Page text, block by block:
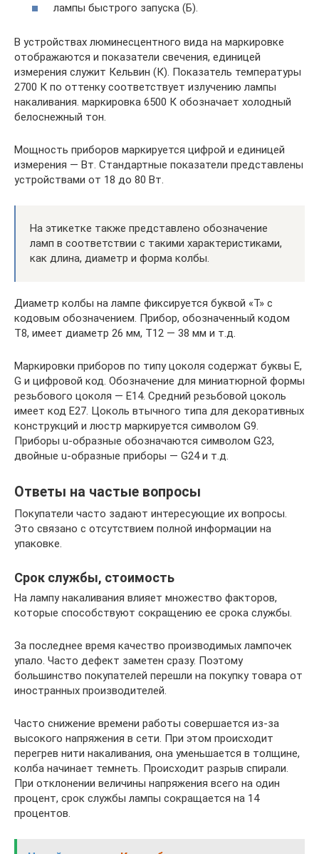
лампы быстрого запуска (Б).
В устройствах люминесцентного вида на маркировке
отображаются и показатели свечения, единицей
измерения служит Кельвин (К). Показатель температуры
2700 К по оттенку соответствует излучению лампы
накаливания. маркировка 6500 К обозначает холодный
белоснежный тон.
Мощность приборов маркируется цифрой и единицей
измерения — Вт. Стандартные показатели представлены
устройствами от 18 до 80 Вт.
На этикетке также представлено обозначение
ламп в соответствии с такими характеристиками,
как длина, диаметр и форма колбы.
Диаметр колбы на лампе фиксируется буквой «Т» с
кодовым обозначением. Прибор, обозначенный кодом
Т8, имеет диаметр 26 мм, Т12 — 38 мм и т.д.
Маркировки приборов по типу цоколя содержат буквы Е,
G и цифровой код. Обозначение для миниатюрной формы
резьбового цоколя — Е14. Средний резьбовой цоколь
имеет код Е27. Цоколь втычного типа для декоративных
конструкций и люстр маркируется символом G9.
Приборы u-образные обозначаются символом G23,
двойные u-образные приборы — G24 и т.д.
Ответы на частые вопросы
Покупатели часто задают интересующие их вопросы.
Это связано с отсутствием полной информации на
упаковке.
Срок службы, стоимость
На лампу накаливания влияет множество факторов,
которые способствуют сокращению ее срока службы.
За последнее время качество производимых лампочек
упало. Часто дефект заметен сразу. Поэтому
большинство покупателей перешли на покупку товара от
иностранных производителей.
Часто снижение времени работы совершается из-за
высокого напряжения в сети. При этом происходит
перегрев нити накаливания, она уменьшается в толщине,
колба начинает темнеть. Происходит разрыв спирали.
При отклонении величины напряжения всего на один
процент, срок службы лампы сокращается на 14
процентов.